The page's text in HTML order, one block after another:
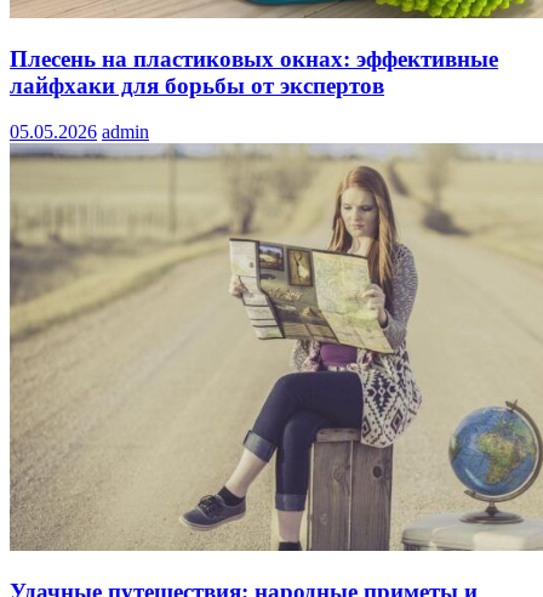
Плесень на пластиковых окнах: эффективные
лайфхаки для борьбы от экспертов
05.05.2026 admin
Удачные путешествия: народные приметы и